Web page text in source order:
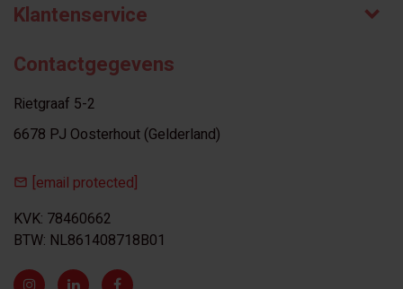
Klantenservice
Contactgegevens
Rietgraaf 5-2
6678 PJ Oosterhout (Gelderland)
[email protected]
KVK: 78460662
BTW: NL861408718B01